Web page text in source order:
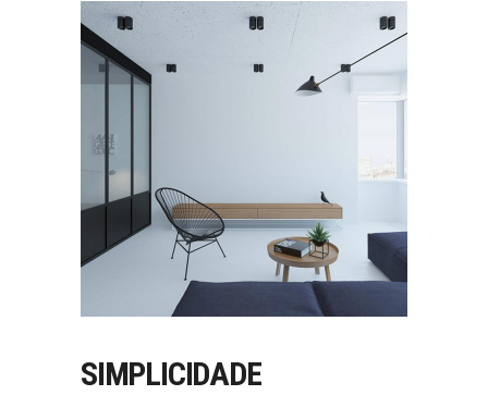
SIMPLICIDADE